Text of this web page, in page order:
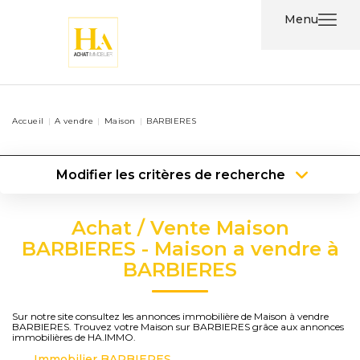
Menu
Nos
Nos
Contact
Accueil A vendre Maison BARBIERES
Modifier les critères de recherche
Type de bien
Type de bien
Plus de critères
Créer une alerte
Achat / Vente Maison
BARBIERES - Maison a vendre à
BARBIERES
Sur notre site consultez les annonces immobilière de Maison à vendre
BARBIERES. Trouvez votre Maison sur BARBIERES grâce aux annonces
immobilières de HA.IMMO.